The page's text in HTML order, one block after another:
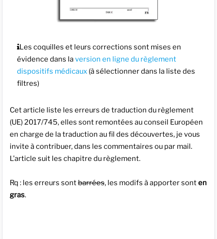
Les coquilles et leurs corrections sont mises en
évidence dans la version en ligne du règlement
dispositifs médicaux(à sélectionner dans la liste des
filtres)
Cet article liste les erreurs de traduction du règlement
(UE) 2017/745, elles sont remontées au conseil Européen
en charge de la traduction au fil des découvertes, je vous
invite à contribuer, dans les commentaires ou par mail.
L’article suit les chapitre du règlement.
Rq : les erreurs sontbarrées, les modifs à apporter sonten
gras.